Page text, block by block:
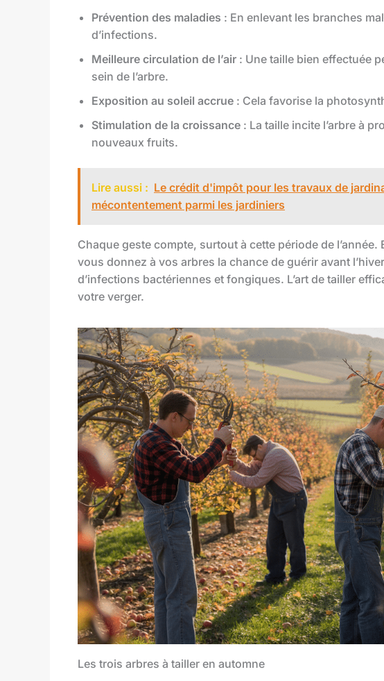
Prévention des maladies : En enlevant les branches
d’infections.
Meilleure circulation de l’air : Une taille bien effectuée
sein de l’arbre.
Exposition au soleil accrue : Cela favorise la
Stimulation de la croissance : La taille incite l’arbre à
nouveaux fruits.
Lire aussi : Le crédit d'impôt pour les travaux de
mécontentement parmi les jardiniers
Chaque geste compte, surtout à cette période de
vous donnez à vos arbres la chance de guérir avant
d’infections bactériennes et fongiques. L’art de tailler
votre verger.
Les trois arbres à tailler en automne